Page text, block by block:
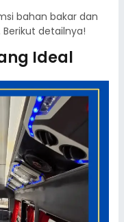
bahan bakar dan
detailnya!
Ideal